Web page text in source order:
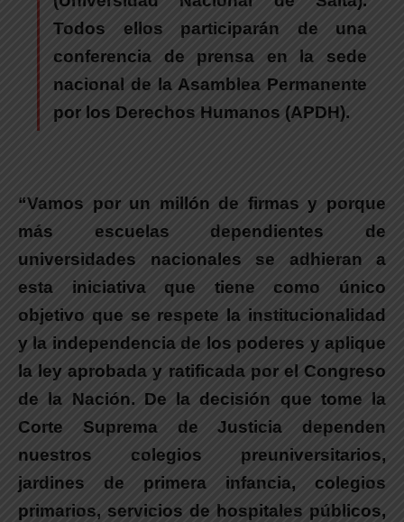
Todos ellos participarán de una
conferencia de prensa en la sede
nacional de la Asamblea Permanente
por los Derechos Humanos (APDH).
“Vamos por un millón de firmas y porque
más escuelas dependientes de
universidades nacionales se adhieran a
esta iniciativa que tiene como único
objetivo que se respete la institucionalidad
y la independencia de los poderes y aplique
la ley aprobada y ratificada por el Congreso
de la Nación. De la decisión que tome la
Corte Suprema de Justicia dependen
nuestros colegios preuniversitarios,
jardines de primera infancia, colegios
primarios, servicios de hospitales públicos,